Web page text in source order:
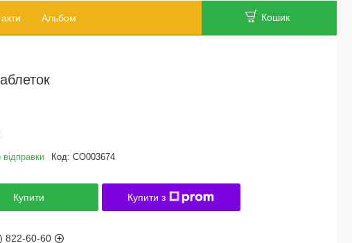
Альбом Кошик
Код: CO003674
Купити Купити з
822-60-60